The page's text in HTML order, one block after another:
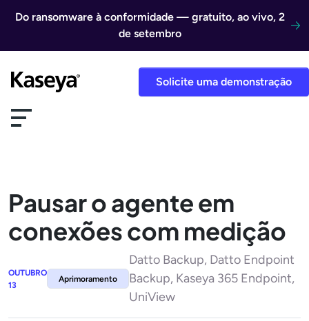
Do ransomware à conformidade — gratuito, ao vivo, 2
de setembro
Solicite uma demonstração
Pausar o agente em
conexões com medição
OUTUBRO
13
Aprimoramento
Datto Backup, Datto Endpoint
Backup, Kaseya 365 Endpoint,
UniView